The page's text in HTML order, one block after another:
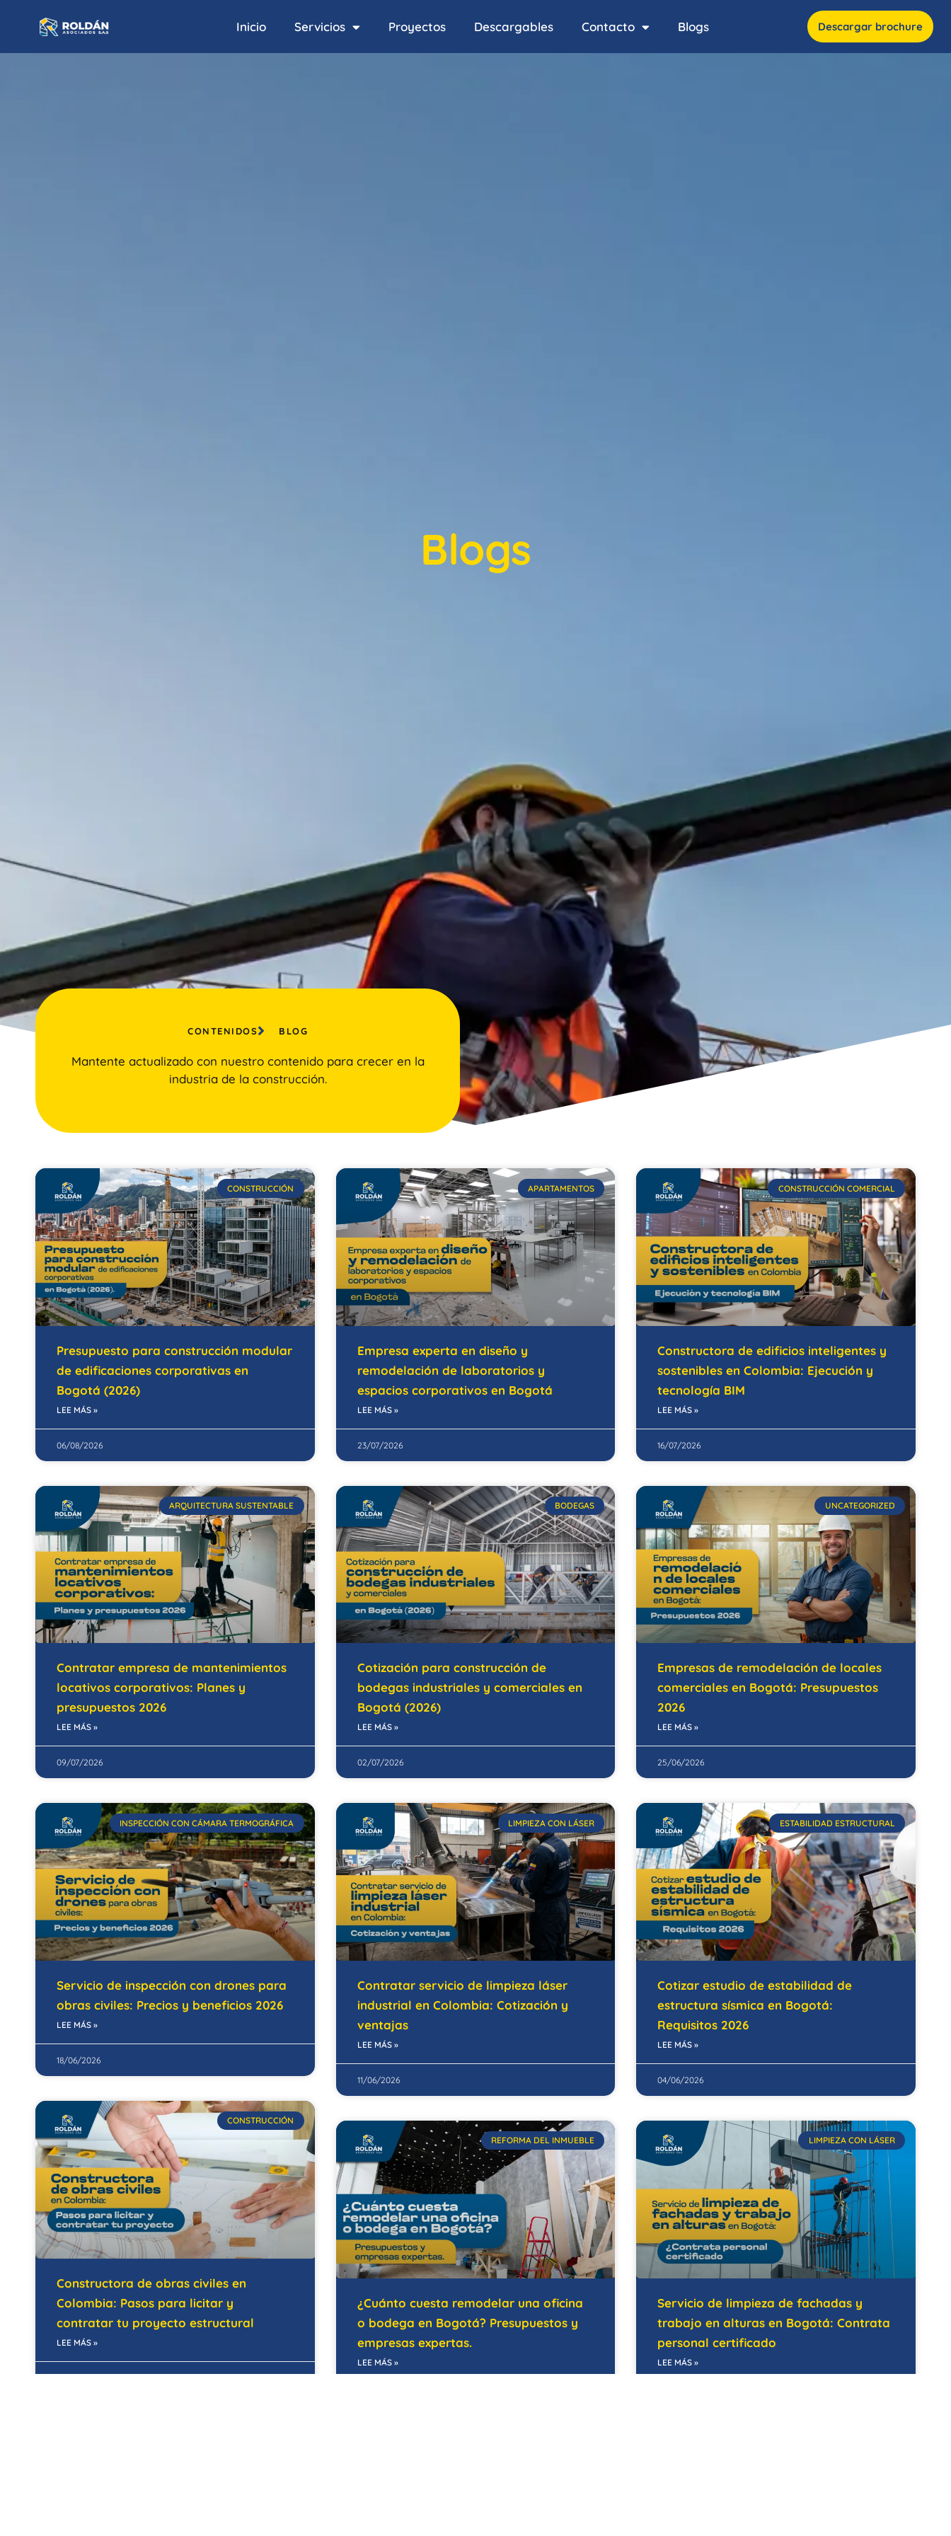
Inicio Servicios Proyectos Descargables Contacto Blogs Descargar brochure
Blogs
CONTENIDOS BLOG
Mantente actualizado con nuestro contenido para crecer en la
industria de la construcción.
CONSTRUCCIÓN
Presupuesto para construcción modular
de edificaciones corporativas en
Bogotá (2026)
LEE MÁS »
06/08/2026
APARTAMENTOS
Empresa experta en diseño y
remodelación de laboratorios y
espacios corporativos en Bogotá
LEE MÁS »
23/07/2026
CONSTRUCCIÓN COMERCIAL
Constructora de edificios inteligentes y
sostenibles en Colombia: Ejecución y
tecnología BIM
LEE MÁS »
16/07/2026
ARQUITECTURA SUSTENTABLE
Contratar empresa de mantenimientos
locativos corporativos: Planes y
presupuestos 2026
LEE MÁS »
09/07/2026
BODEGAS
Cotización para construcción de
bodegas industriales y comerciales en
Bogotá (2026)
LEE MÁS »
02/07/2026
UNCATEGORIZED
Empresas de remodelación de locales
comerciales en Bogotá: Presupuestos
2026
LEE MÁS »
25/06/2026
INSPECCIÓN CON CÁMARA TERMOGRÁFICA
Servicio de inspección con drones para
obras civiles: Precios y beneficios 2026
LEE MÁS »
18/06/2026
LIMPIEZA CON LÁSER
Contratar servicio de limpieza láser
industrial en Colombia: Cotización y
ventajas
LEE MÁS »
11/06/2026
ESTABILIDAD ESTRUCTURAL
Cotizar estudio de estabilidad de
estructura sísmica en Bogotá:
Requisitos 2026
LEE MÁS »
04/06/2026
CONSTRUCCIÓN
Constructora de obras civiles en
Colombia: Pasos para licitar y
contratar tu proyecto estructural
LEE MÁS »
28/05/2026
REFORMA DEL INMUEBLE
¿Cuánto cuesta remodelar una oficina
o bodega en Bogotá? Presupuestos y
empresas expertas.
LEE MÁS »
LIMPIEZA CON LÁSER
Servicio de limpieza de fachadas y
trabajo en alturas en Bogotá: Contrata
personal certificado
LEE MÁS »